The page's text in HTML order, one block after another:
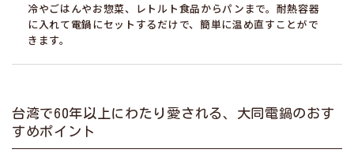
冷やごはんやお惣菜、レトルト食品からパンまで。耐熱容器
に入れて電鍋にセットするだけで、簡単に温め直すことがで
きます。
台湾で60年以上にわたり愛される、大同電鍋のおす
すめポイント